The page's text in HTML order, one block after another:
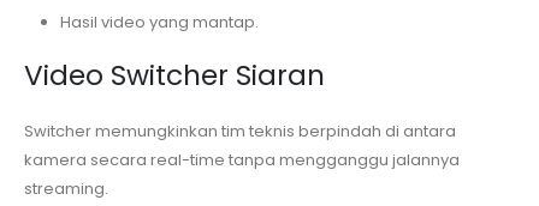
Hasil video yang mantap.
Video Switcher Siaran
Switcher memungkinkan tim teknis berpindah di antara
kamera secara real-time tanpa mengganggu jalannya
streaming.